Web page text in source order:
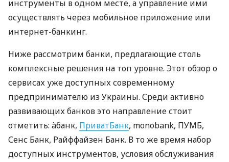
инструменты в одном месте, а управление ими
осуществлять через мобильное приложение или
интернет-банкинг.
Ниже рассмотрим банки, предлагающие столь
комплексные решения на топ уровне. Этот обзор о
сервисах уже доступных современному
предпринимателю из Украины. Среди активно
развивающих банков это направление стоит
отметить: àбанк, ПриватБанк, monobank, ПУМБ,
Сенс Банк, Райффайзен Банк. В то же время набор
доступных инструментов, условия обслуживания